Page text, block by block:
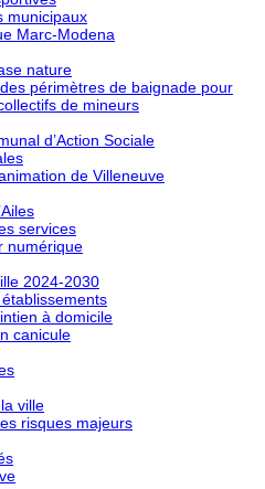
municipaux
Marc-Modena
nature
périmètres de baignade pour
de mineurs
d’Action Sociale
de Villeneuve
services
numérique
2024-2030
à domicile
canicule
ville
risques majeurs